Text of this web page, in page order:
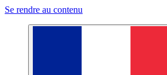
Se rendre au contenu